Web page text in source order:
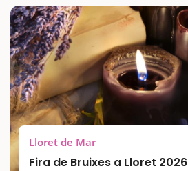
Lloret de Mar
Fira de Bruixes a Lloret 2026